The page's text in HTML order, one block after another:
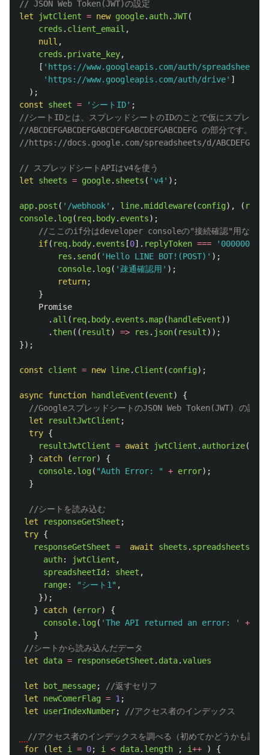
// JSON Web Token(JWT)の設定
let
jwtClient = new google. auth.JWT(
creds . client_email ,
null ,
creds . private_key,
[ ' https://www.googleapis.com/auth/spreadsheets
' https://www.googleapis.com/auth/drive' ]
);
const
sheet = ' シートID' ;
//シートIDとは、スプレッドシートのIDのことで仮にスプレッド
//ABCDEFGABCDEFGABCDEFGABCDEFGABCDEFG の部分です。
//https://docs.google.com/spreadsheets/d/
// スプレッドシートAPIはv4を使う
let
sheets = google. sheets ( ' v4' );
app. post ( ' /webhook' , line.middleware(config), ( req
console. log( req. body. events);
//ここのif分はdeveloper consoleの"接続確認"用なので
if( req. body. events [0]. replyToken === '
res . send ( ' Hello LINE BOT!(POST) ' );
console. log( ' 疎通確認用 ' );
return;
}
Promise
. all ( req. body. events .map( handleEvent))
. then(( result) => res . json( result));
});
const client = new line. Client (config);
async function handleEvent (event)
{
//GoogleスプレッドシートのJSON Web Token(JWT) の認証
let
resultJwtClient ;
try {
resultJwtClient = await jwtClient . authorize();
}
catch (error)
{
console. log( "Auth Error: " + error);
}
//シートを読み込む
let
responseGetSheet ;
try {
responseGetSheet = await sheets . spreadsheets
auth: jwtClient ,
spreadsheetId : sheet ,
range: "シート1 " ,
});
}
catch (error)
{
console. log( 'The API returned an error: ' +
}
//シートから読み込んだデータ
let
data = responseGetSheet . data.values
let bot_message;
//返すセリフ
let
newComerFlag = 1 ;
let
userIndexNumber; //アクセス者のインデックス
//アクセス者のインデックスを調べる（初めてかどうかも調べ
for
(let i = 0; i < data. length ; i++ )
{